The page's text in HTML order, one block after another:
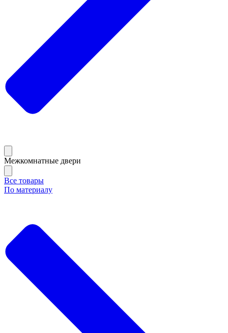
Межкомнатные двери
Все товары
По материалу